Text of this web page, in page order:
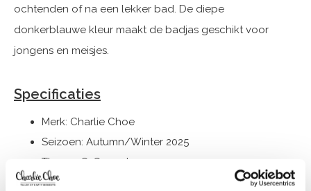
ochtenden of na een lekker bad. De diepe
donkerblauwe kleur maakt de badjas geschikt voor
jongens en meisjes.
Specificaties
Merk: Charlie Choe
Seizoen: Autumn/Winter 2025
Thema: O-Cozy days
Collectie: Jongenskleding (vanaf maat 92) /